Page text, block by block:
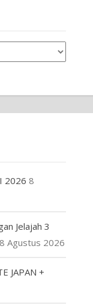
2026 8
Jelajah 3
8 Agustus 2026
JAPAN +